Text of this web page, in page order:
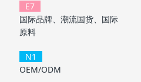
E7
国际品牌、潮流国货、国际
原料
N1
OEM/ODM